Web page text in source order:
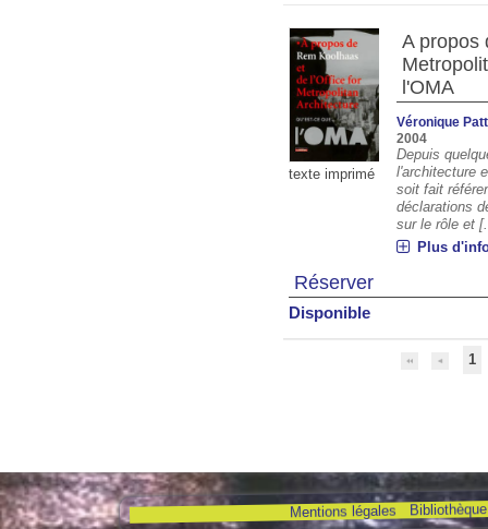
texte imprimé
A propos
l'OMA
Véronique
2004
Depuis
l'architecture
soit fait
déclarations
sur le rôle et
Plus
Réserver
Disponible
1
Mentions légales